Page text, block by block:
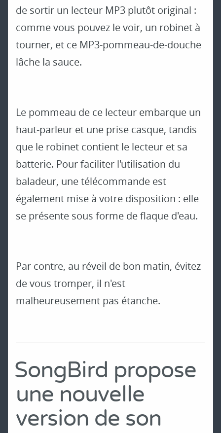
de sortir un lecteur MP3 plutôt original :
comme vous pouvez le voir, un robinet à
tourner, et ce MP3-pommeau-de-douche
lâche la sauce.
Le pommeau de ce lecteur embarque un
haut-parleur et une prise casque, tandis
que le robinet contient le lecteur et sa
batterie. Pour faciliter l'utilisation du
baladeur, une télécommande est
également mise à votre disposition : elle
se présente sous forme de flaque d'eau.
Par contre, au réveil de bon matin, évitez
de vous tromper, il n'est
malheureusement pas étanche.
SongBird propose
une nouvelle
version de son